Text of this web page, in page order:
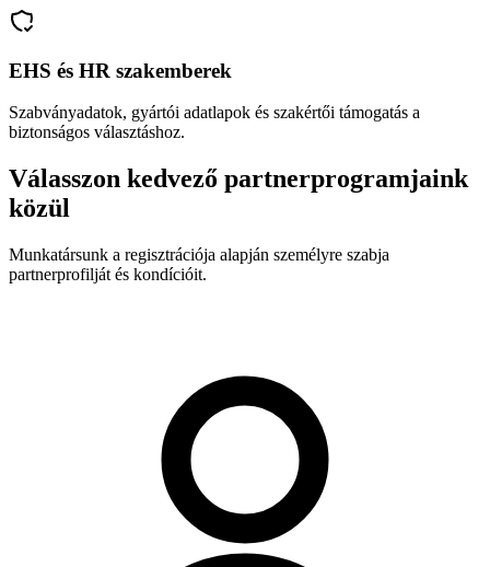
EHS és HR szakemberek
Szabványadatok, gyártói adatlapok és szakértői támogatás a
biztonságos választáshoz.
Válasszon kedvező partnerprogramjaink
közül
Munkatársunk a regisztrációja alapján személyre szabja
partnerprofilját és kondícióit.